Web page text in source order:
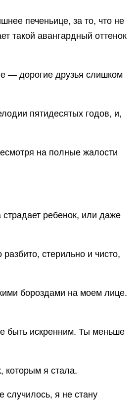
печеньице, за то, что не
такой авангардный оттенок
— дорогие друзья слишком
пятидесятых годов, и,
на полные жалости
ребенок, или даже
стерильно и чисто,
бороздами на моем лице.
быть искренним. Ты меньше
которым я стала.
случилось, я не стану